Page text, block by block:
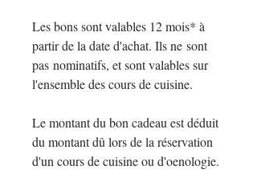
Les bons sont valables 12 mois* à
partir de la date d'achat. Ils ne sont
pas nominatifs, et sont valables sur
l'ensemble des cours de cuisine.
Le montant du bon cadeau est déduit
du montant dû lors de la réservation
d'un cours de cuisine ou d'oenologie.